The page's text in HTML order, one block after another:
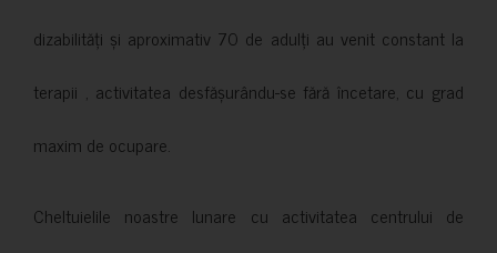
dizabilități și aproximativ 70 de adulți au venit constant la
terapii , activitatea desfășurându-se fără încetare, cu grad
maxim de ocupare.
Cheltuielile noastre lunare cu activitatea centrului de